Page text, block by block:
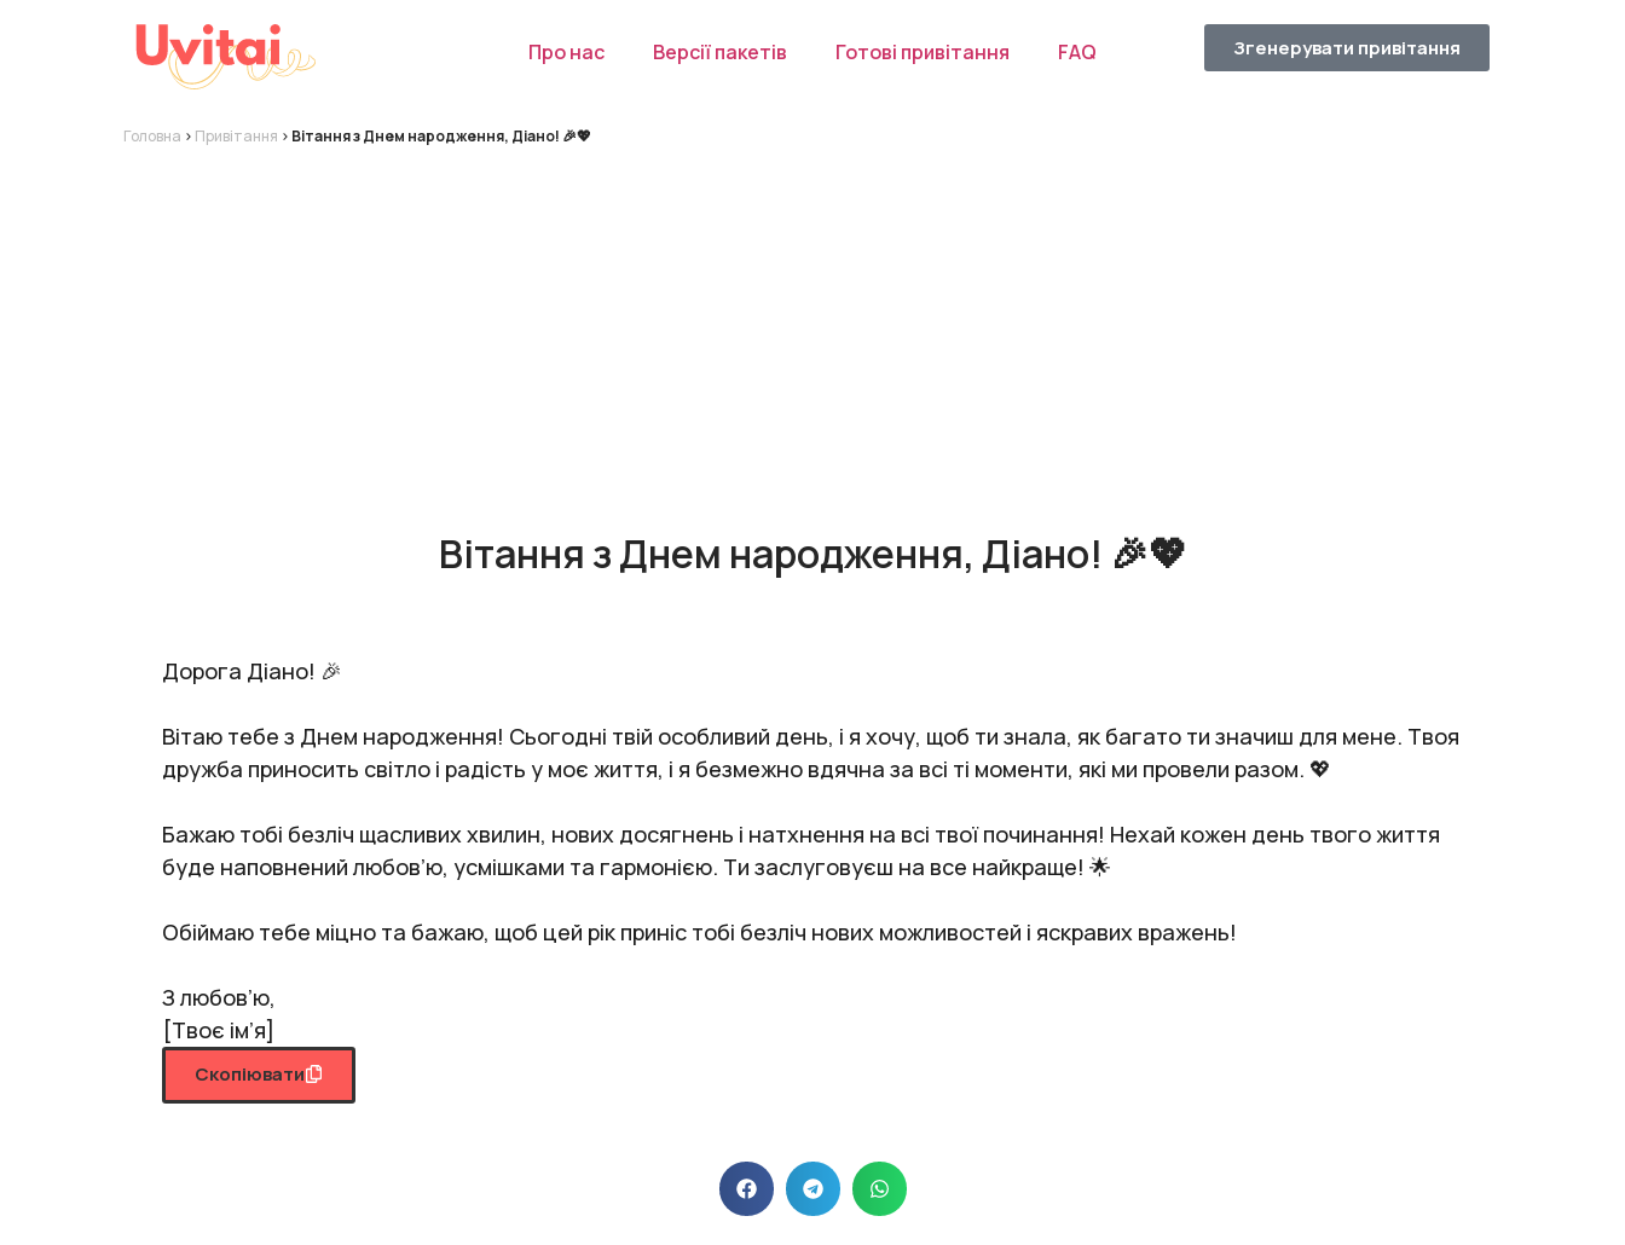
Про нас Версії пакетів Готові привітання FAQ Згенерувати привітання
Головна > Привітання > Вітання з Днем народження, Діано! 🎉💖
Вітання з Днем народження, Діано! 🎉💖
Дорога Діано! 🎉
Вітаю тебе з Днем народження! Сьогодні твій особливий день, і я хочу, щоб ти знала, як багато ти значиш для мене. Твоя
дружба приносить світло і радість у моє життя, і я безмежно вдячна за всі ті моменти, які ми провели разом. 💖
Бажаю тобі безліч щасливих хвилин, нових досягнень і натхнення на всі твої починання! Нехай кожен день твого життя
буде наповнений любов’ю, усмішками та гармонією. Ти заслуговуєш на все найкраще! 🌟
Обіймаю тебе міцно та бажаю, щоб цей рік приніс тобі безліч нових можливостей і яскравих вражень!
З любов’ю,
[Твоє ім’я]
Скопіювати